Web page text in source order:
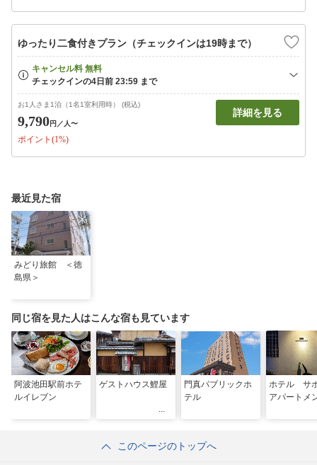
ゆったり二食付きプラン（チェックインは19時まで）
お1人さま1泊（1名1室利用時） (税込)
9,790円 ／人〜
ポイント(1%)
詳細を見る
最近見た宿
みどり旅館 ＜徳
島県＞
同じ宿を見た人はこんな宿も見ています
阿波池田駅前ホテ
ルイレブン
ゲストハウス鯉屋
門真パブリックホ
テル
ホテル サ
アパートメ
このページのトップへ